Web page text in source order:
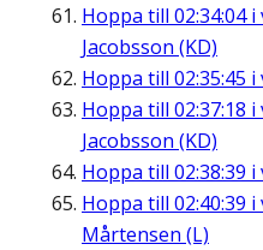
Hoppa till 02:34:04i
Jacobsson (KD)
Hoppa till 02:35:45 i
Hoppa till 02:37:18 i
Jacobsson (KD)
Hoppa till 02:38:39 i
Hoppa till 02:40:39 i
Mårtensen (L)